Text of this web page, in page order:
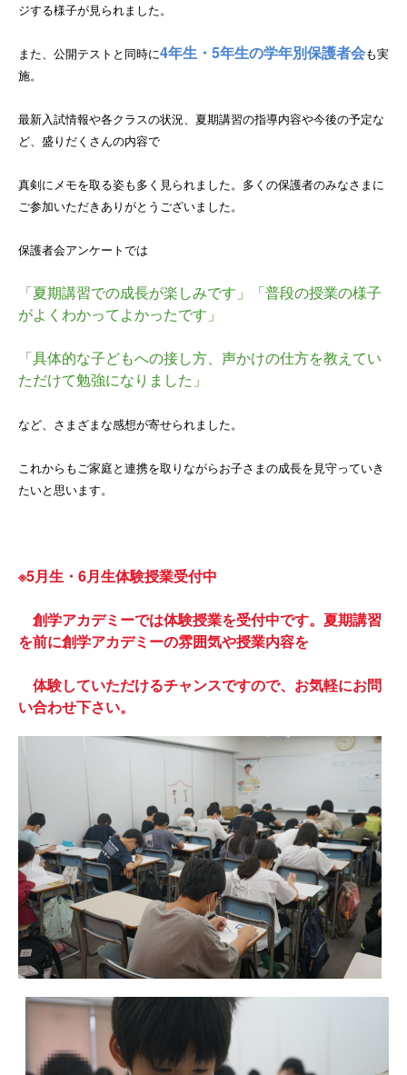
ジする様子が見られました。
また、公開テストと同時に4年生・5年生の学年別保護者会も実
施。
最新入試情報や各クラスの状況、夏期講習の指導内容や今後の予定な
ど、盛りだくさんの内容で
真剣にメモを取る姿も多く見られました。多くの保護者のみなさまに
ご参加いただきありがとうございました。
保護者会アンケートでは
「夏期講習での成長が楽しみです」「普段の授業の様子
がよくわかってよかったです」
「具体的な子どもへの接し方、声かけの仕方を教えてい
ただけて勉強になりました」
など、さまざまな感想が寄せられました。
これからもご家庭と連携を取りながらお子さまの成長を見守っていき
たいと思います。
※5月生・6月生体験授業受付中
創学アカデミーでは体験授業を受付中です。夏期講習
を前に創学アカデミーの雰囲気や授業内容を
体験していただけるチャンスですので、お気軽にお問
い合わせ下さい。